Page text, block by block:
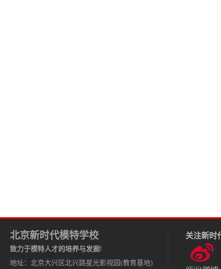
北京新时代模特学校
致力于模特人才的培养与发掘!
地址：北京大兴区北兴路星光影视园(教育基地)
关注新时